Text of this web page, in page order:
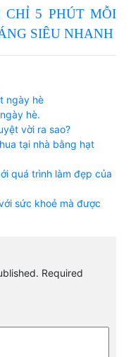
5 PHÚT MỖI
SIÊU NHANH
ngày hè
hè.
vời ra sao?
tại nhà bằng hạt
quá trình làm đẹp của
sức khoẻ mà được
Required